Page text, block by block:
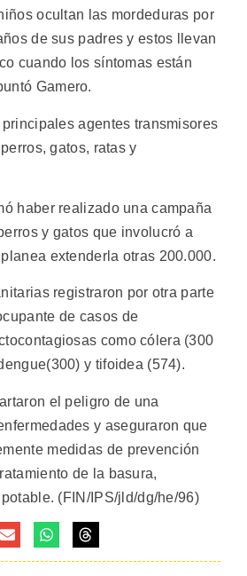
ocultan las mordeduras por
de sus padres y estos llevan
cuando los síntomas están
Gamero.
agentes transmisores
gatos, ratas y
haber realizado una campaña
y gatos que involucró a
extenderla otras 200.000.
registraron por otra parte
de casos de
como cólera (300
y tifoidea (574).
el peligro de una
y aseguraron que
medidas de prevención
de la basura,
(FIN/IPS/jld/dg/he/96)